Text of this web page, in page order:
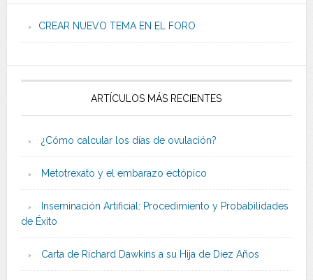
CREAR NUEVO TEMA EN EL FORO
ARTÍCULOS MÁS RECIENTES
¿Cómo calcular los días de ovulación?
Metotrexato y el embarazo ectópico
Inseminación Artificial: Procedimiento y Probabilidades
de Éxito
Carta de Richard Dawkins a su Hija de Diez Años